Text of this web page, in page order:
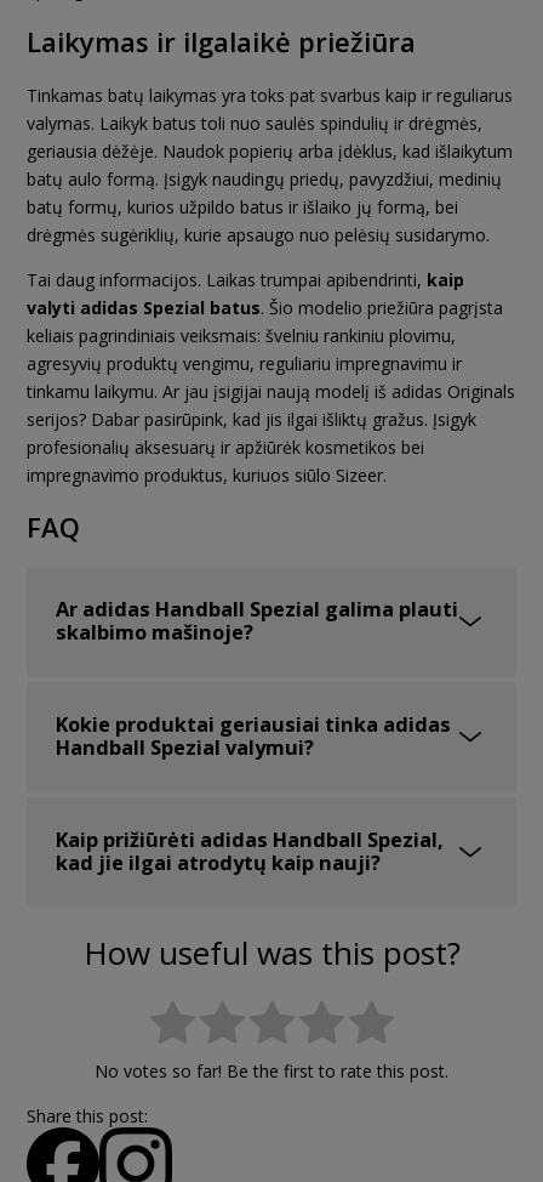
Laikymas ir ilgalaikė priežiūra
Tinkamas batų laikymas yra toks pat svarbus kaip ir reguliarus
valymas. Laikyk batus toli nuo saulės spindulių ir drėgmės,
geriausia dėžėje. Naudok popierių arba įdėklus, kad išlaikytum
batų aulo formą. Įsigyk naudingų priedų, pavyzdžiui, medinių
batų formų, kurios užpildo batus ir išlaiko jų formą, bei
drėgmės sugėriklių, kurie apsaugo nuo pelėsių susidarymo.
Tai daug informacijos. Laikas trumpai apibendrinti, kaip
valyti adidas Spezial batus. Šio modelio priežiūra pagrįsta
keliais pagrindiniais veiksmais: švelniu rankiniu plovimu,
agresyvių produktų vengimu, reguliariu impregnavimu ir
tinkamu laikymu. Ar jau įsigijai naują modelį iš adidas Originals
serijos? Dabar pasirūpink, kad jis ilgai išliktų gražus. Įsigyk
profesionalių aksesuarų ir apžiūrėk kosmetikos bei
impregnavimo produktus, kuriuos siūlo Sizeer.
FAQ
Ar adidas Handball Spezial galima plauti
skalbimo mašinoje?
Kokie produktai geriausiai tinka adidas
Handball Spezial valymui?
Kaip prižiūrėti adidas Handball Spezial,
kad jie ilgai atrodytų kaip nauji?
How useful was this post?
No votes so far! Be the first to rate this post.
Share this post: